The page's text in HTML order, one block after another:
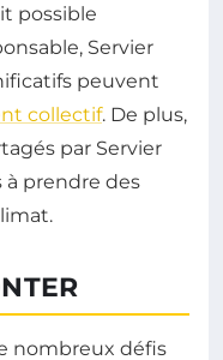
possible
Servier
peuvent
collectif. De plus,
par Servier
à prendre des
nombreux défis